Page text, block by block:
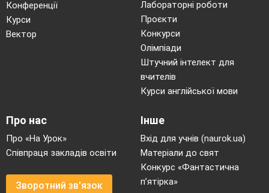
Конференції
Курси
Вектор
Лабораторні роботи
Проєкти
Конкурси
Олімпіади
Штучний інтелект для
вчителів
Курси англійської мови
Про нас
Про «На Урок»
Співпраця закладів освіти
Зворотний зв'язок
Інше
Вхід для учнів (naurok.ua)
Матеріали до свят
Конкурс «Фантастична
п’ятірка»